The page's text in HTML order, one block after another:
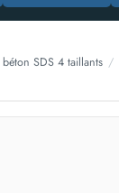
béton SDS 4 taillants /